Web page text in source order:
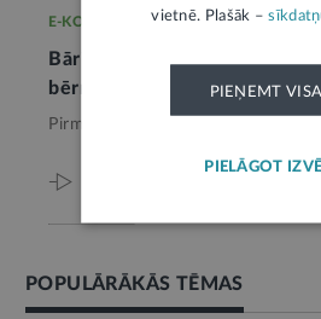
E-KONSULTĀCIJA
Bāriņtiesa nenosaka
bērnu strīda gadījumā
1
Pirms 2 mēnešiem,
POPULĀRĀKĀS TĒMAS
vietnē. Plašāk –
PIEŅEMT
PIELĀGOT